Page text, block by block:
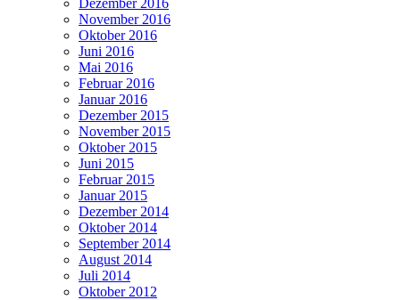
November 2016
Oktober 2016
Juni 2016
Mai 2016
Februar 2016
Januar 2016
Dezember 2015
November 2015
Oktober 2015
Juni 2015
Februar 2015
Januar 2015
Dezember 2014
Oktober 2014
September 2014
August 2014
Juli 2014
Oktober 2012